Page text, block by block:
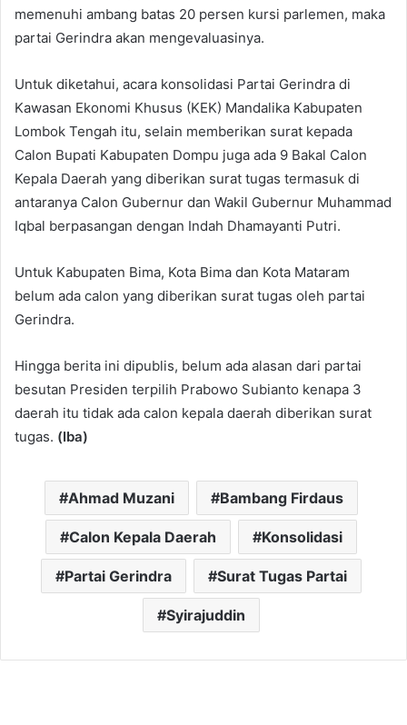
memenuhi ambang batas 20 persen kursi parlemen, maka
partai Gerindra akan mengevaluasinya.
Untuk diketahui, acara konsolidasi Partai Gerindra di
Kawasan Ekonomi Khusus (KEK) Mandalika Kabupaten
Lombok Tengah itu, selain memberikan surat kepada
Calon Bupati Kabupaten Dompu juga ada 9 Bakal Calon
Kepala Daerah yang diberikan surat tugas termasuk di
antaranya Calon Gubernur dan Wakil Gubernur Muhammad
Iqbal berpasangan dengan Indah Dhamayanti Putri.
Untuk Kabupaten Bima, Kota Bima dan Kota Mataram
belum ada calon yang diberikan surat tugas oleh partai
Gerindra.
Hingga berita ini dipublis, belum ada alasan dari partai
besutan Presiden terpilih Prabowo Subianto kenapa 3
daerah itu tidak ada calon kepala daerah diberikan surat
tugas. (Iba)
Ahmad Muzani Bambang Firdaus
Calon Kepala Daerah Konsolidasi
Partai Gerindra Surat Tugas Partai
Syirajuddin